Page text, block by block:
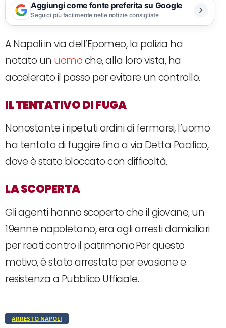
Aggiungi come fonte preferita su Google
Seguici più facilmente nelle notizie consigliate
A Napoli in via dell’Epomeo, la polizia ha
notato un uomoche, alla loro vista, ha
accelerato il passo per evitare un controllo.
IL TENTATIVO DI FUGA
Nonostante i ripetuti ordini di fermarsi, l’uomo
ha tentato di fuggire fino a via Detta Pacifico,
dove è stato bloccato con difficoltà.
LA SCOPERTA
Gli agenti hanno scoperto che il giovane, un
19enne napoletano, era agli arresti domiciliari
per reati contro il patrimonio.Per questo
motivo, è stato arrestato per evasione e
resistenza a Pubblico Ufficiale.
ARRESTO NAPOLI